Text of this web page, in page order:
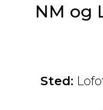
NM og
Sted: